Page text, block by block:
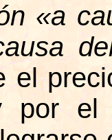
«a
el
por el